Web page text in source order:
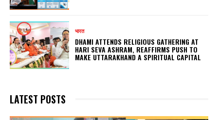
भारत
DHAMI ATTENDS RELIGIOUS GATHERING AT
HARI SEVA ASHRAM, REAFFIRMS PUSH TO
MAKE UTTARAKHAND A SPIRITUAL CAPITAL
LATEST POSTS